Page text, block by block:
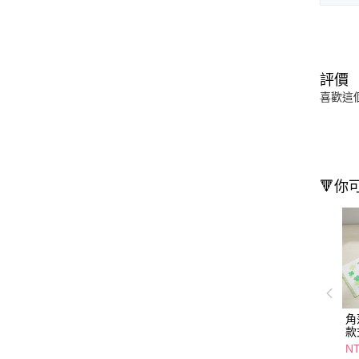
評價
喜歡這
🔻你
款